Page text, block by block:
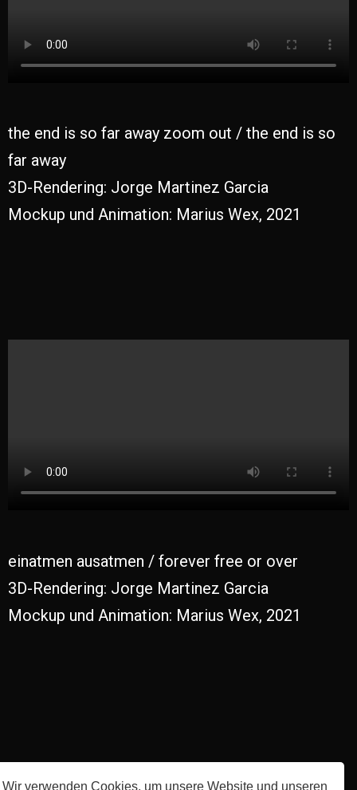
Wir verwenden Cookies, um unsere Website und unseren
the end is so far away zoom out / the end is so
far away
3D-Rendering: Jorge Martinez Garcia
Mockup und Animation: Marius Wex, 2021
einatmen ausatmen / forever free or over
3D-Rendering: Jorge Martinez Garcia
Mockup und Animation: Marius Wex, 2021